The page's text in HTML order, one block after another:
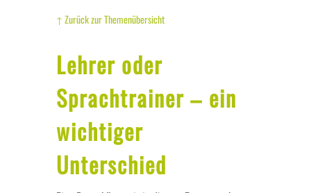
↑ Zurück zur Themenübersicht
Lehrer oder
Sprachtrainer – ein
wichtiger
Unterschied